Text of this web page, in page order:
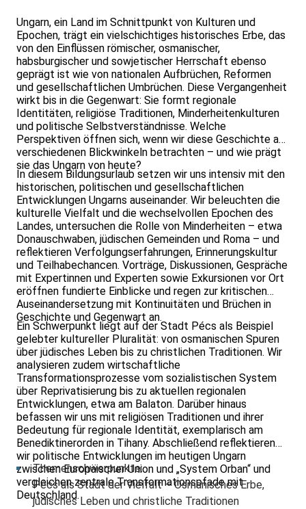
Ungarn, ein Land im Schnittpunkt von Kulturen und
Epochen, trägt ein vielschichtiges historisches Erbe, das
von den Einflüssen römischer, osmanischer,
habsburgischer und sowjetischer Herrschaft ebenso
geprägt ist wie von nationalen Aufbrüchen, Reformen
und gesellschaftlichen Umbrüchen. Diese Vergangenheit
wirkt bis in die Gegenwart: Sie formt regionale
Identitäten, religiöse Traditionen, Minderheitenkulturen
und politische Selbstverständnisse. Welche
Perspektiven öffnen sich, wenn wir diese Geschichte aus
verschiedenen Blickwinkeln betrachten – und wie prägt
sie das Ungarn von heute?
In diesem Bildungsurlaub setzen wir uns intensiv mit den
historischen, politischen und gesellschaftlichen
Entwicklungen Ungarns auseinander. Wir beleuchten die
kulturelle Vielfalt und die wechselvollen Epochen des
Landes, untersuchen die Rolle von Minderheiten – etwa
Donauschwaben, jüdischen Gemeinden und Roma – und
reflektieren Verfolgungserfahrungen, Erinnerungskultur
und Teilhabechancen. Vorträge, Diskussionen, Gespräche
mit Expertinnen und Experten sowie Exkursionen vor Ort
eröffnen fundierte Einblicke und regen zur kritischen
Auseinandersetzung mit Kontinuitäten und Brüchen in
Geschichte und Gegenwart an.
Ein Schwerpunkt liegt auf der Stadt Pécs als Beispiel
gelebter kultureller Pluralität: von osmanischen Spuren
über jüdisches Leben bis zu christlichen Traditionen. Wir
analysieren zudem wirtschaftliche
Transformationsprozesse vom sozialistischen System
über Reprivatisierung bis zu aktuellen regionalen
Entwicklungen, etwa am Balaton. Darüber hinaus
befassen wir uns mit religiösen Traditionen und ihrer
Bedeutung für regionale Identität, exemplarisch am
Benediktinerorden in Tihany. Abschließend reflektieren
wir politische Entwicklungen im heutigen Ungarn
zwischen Europäischer Union und „System Orban“ und
vergleichen zentrale Transformationspfade mit
Deutschland.
Themenschwerpunkte:
Pécs als Stadt der Vielfalt – Osmanisches Erbe,
jüdisches Leben und christliche Traditionen